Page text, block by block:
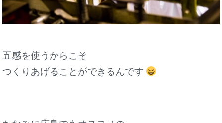
五感を使うからこそ
つくりあげることができるんです